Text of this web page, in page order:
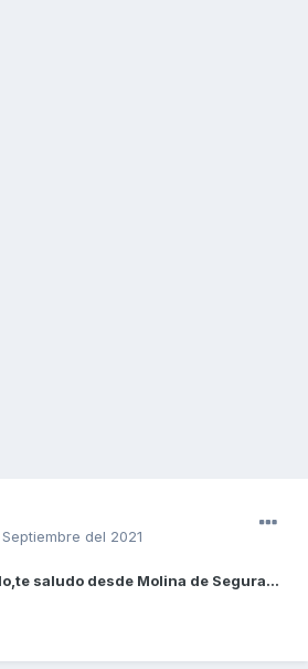
del 2021
saludo desde Molina de Segura...